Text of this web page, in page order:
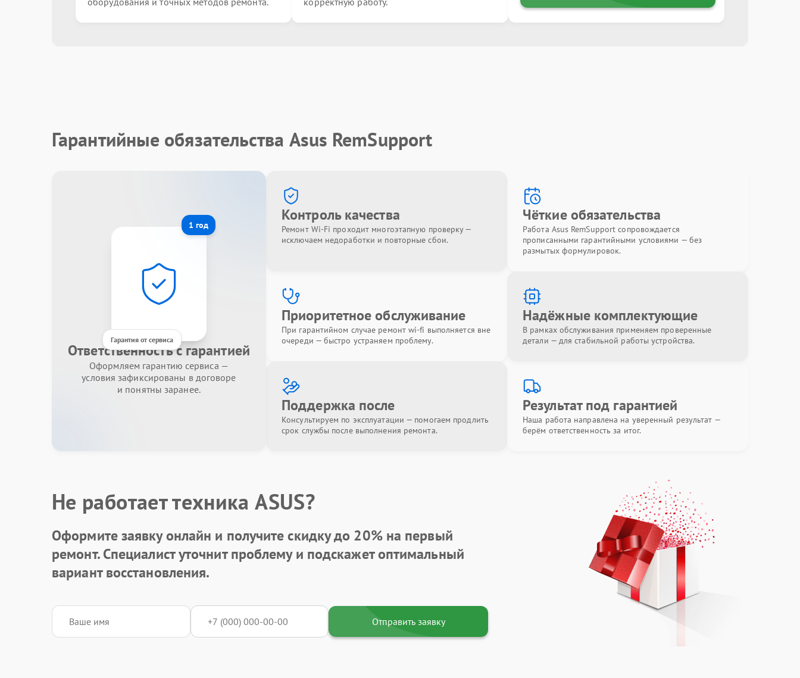
Гарантийные обязательства Asus RemSupport
1 год
Гарантия от сервиса
Ответственность с гарантией
Оформляем гарантию сервиса —
условия зафиксированы в договоре
и понятны заранее.
Контроль качества
Ремонт Wi-Fi проходит многоэтапную проверку —
исключаем недоработки и повторные сбои.
Чёткие обязательства
Работа Asus RemSupport сопровождается
прописанными гарантийными условиями — без
размытых формулировок.
Приоритетное обслуживание
При гарантийном случае ремонт wi-fi выполняется вне
очереди — быстро устраняем проблему.
Надёжные комплектующие
В рамках обслуживания применяем проверенные
детали — для стабильной работы устройства.
Поддержка после
Консультируем по эксплуатации — помогаем продлить
срок службы после выполнения ремонта.
Результат под гарантией
Наша работа направлена на уверенный результат —
берём ответственность за итог.
Не работает техника ASUS?
Оформите заявку онлайн и получитескидку до 20%на первый
ремонт. Специалист уточнит проблему и подскажет оптимальный
вариант восстановления.
Отправить заявку